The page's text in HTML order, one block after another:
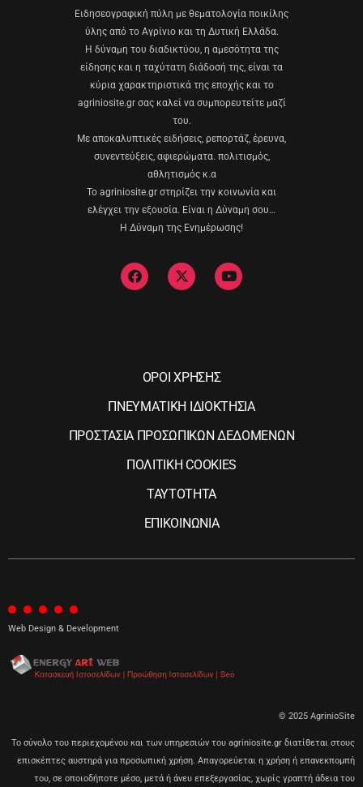
Eιδησεογραφική πύλη με θεματολογία ποικίλης
ύλης από το Αγρίνιο και τη Δυτική Ελλάδα.
Η δύναμη του διαδικτύου, η αμεσότητα της
είδησης και η ταχύτατη διάδοσή της, είναι τα
κύρια χαρακτηριστικά της εποχής και το
agriniosite.gr σας καλεί να συμπορευτείτε μαζί
του.
Με αποκαλυπτικές ειδήσεις, ρεπορτάζ, έρευνα,
συνεντεύξεις, αφιερώματα. πολιτισμός,
αθλητισμός κ.α
Το agriniosite.gr στηρίζει την κοινωνία και
ελέγχει την εξουσία. Είναι η Δύναμη σου…
Η Δύναμη της Ενημέρωσης!
ΟΡΟΙ ΧΡΗΣΗΣ
ΠΝΕΥΜΑΤΙΚΗ ΙΔΙΟΚΤΗΣΙΑ
ΠΡΟΣΤΑΣΙΑ ΠΡΟΣΩΠΙΚΩΝ ΔΕΔΟΜΕΝΩΝ
ΠΟΛΙΤΙΚΗ COOKIES
ΤΑΥΤΟΤΗΤΑ
ΕΠΙΚΟΙΝΩΝΙΑ
Web Design & Development
© 2025 AgrinioSite
Το σύνολο του περιεχομένου και των υπηρεσιών του agriniosite.gr διατίθεται στους
επισκέπτες αυστηρά για προσωπική χρήση. Απαγορεύεται η χρήση ή επανεκπομπή
του, σε οποιοδήποτε μέσο, μετά ή άνευ επεξεργασίας, χωρίς γραπτή άδεια του